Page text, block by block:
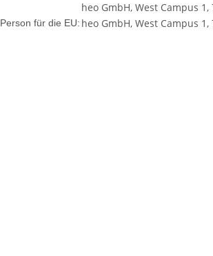
heo GmbH, West Campus
für die EU: heo GmbH, West Campus